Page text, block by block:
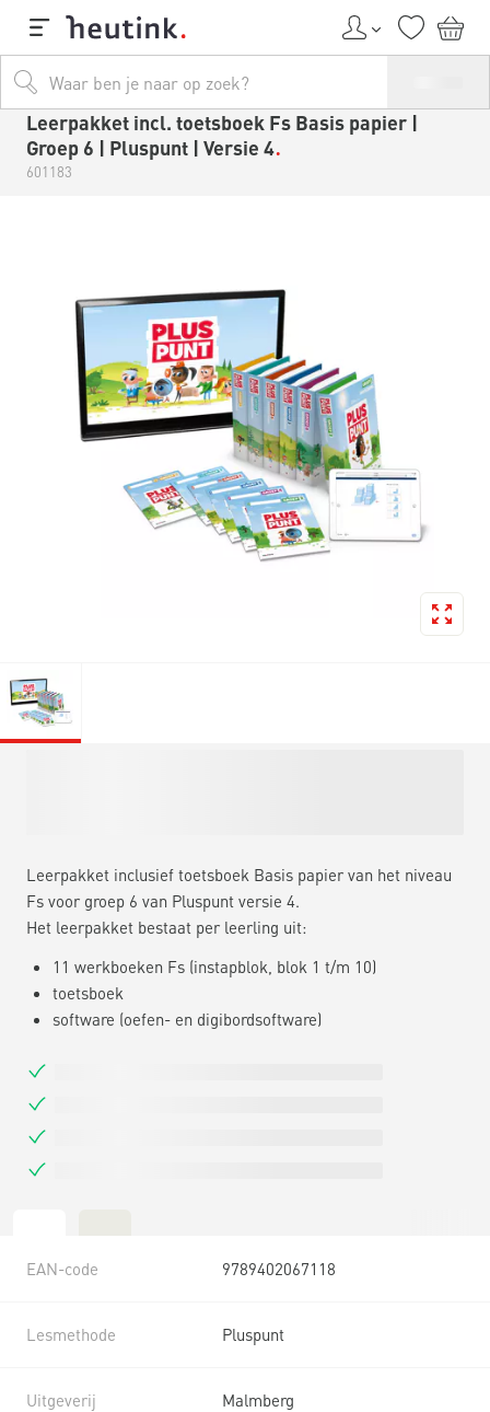
Leerpakket incl. toetsboek Fs Basis papier |
Groep 6 | Pluspunt | Versie 4
601183
Leerpakket inclusief toetsboek Basis papier van het niveau
Fs voor groep 6 van Pluspunt versie 4.
Het leerpakket bestaat per leerling uit:
11 werkboeken Fs (instapblok, blok 1 t/m 10)
toetsboek
software (oefen- en digibordsoftware)
EAN-code 9789402067118
Lesmethode Pluspunt
Uitgeverij Malmberg